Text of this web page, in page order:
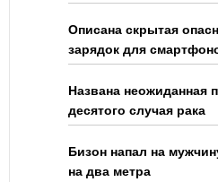
Описана скрытая
зарядок для
Названа неожиданная
десятого случая рака
Бизон напал на
на два метра